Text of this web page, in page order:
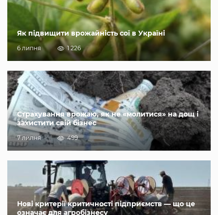
Як підвищити врожайність сої в Україні
6 липня 1 226
Страхування врожаю, як не «молитися» на дощ і
захистити свій бізнес
7 липня 499
Нові критерії критичності підприємств — що це
означає для агробізнесу